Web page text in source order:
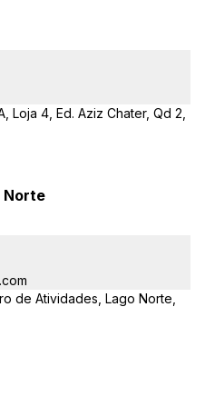
Loja 4, Ed. Aziz Chater, Qd 2,
Norte
de Atividades, Lago Norte,